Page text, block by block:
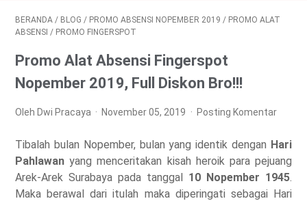
BERANDA / BLOG / PROMO ABSENSI NOPEMBER 2019 / PROMO ALAT
ABSENSI / PROMO FINGERSPOT
Promo Alat Absensi Fingerspot
Nopember 2019, Full Diskon Bro!!!
Oleh Dwi Pracaya November 05, 2019 Posting Komentar
Tibalah bulan Nopember, bulan yang identik dengan Hari
Pahlawan yang menceritakan kisah heroik para pejuang
Arek-Arek Surabaya pada tanggal 10 Nopember 1945.
Maka berawal dari itulah maka diperingati sebagai Hari